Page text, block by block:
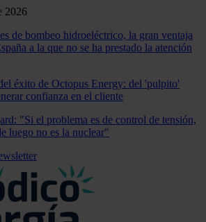
2026
de bombeo hidroeléctrico, la gran ventaja
a la que no se ha prestado la atención
éxito de Octopus Energy: del 'pulpito'
confianza en el cliente
"Si el problema es de control de tensión,
luego no es la nuclear"